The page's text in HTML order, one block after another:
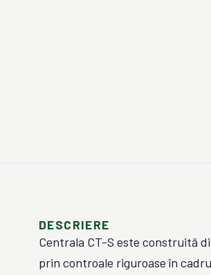
DESCRIERE
Centrala CT-S este construită
prin controale riguroase în